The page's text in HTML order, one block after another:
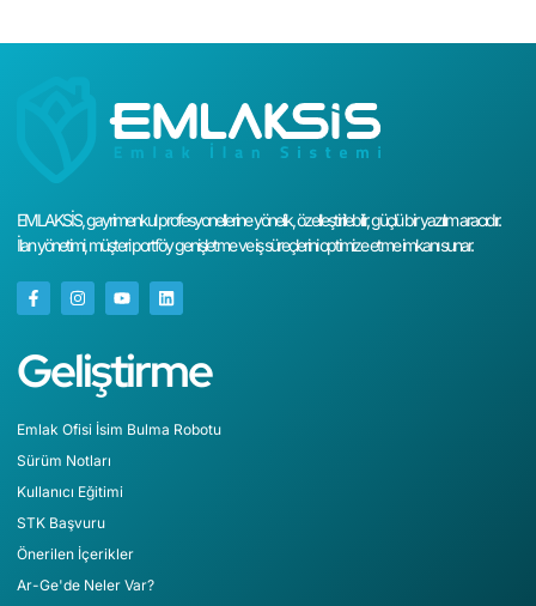
EMLAKSİS, gayrimenkul profesyonellerine yönelik, özelleştirilebilir, güçlü bir yazılım aracıdır.
İlan yönetimi, müşteri portföy genişletme ve iş süreçlerini optimize etme imkanı sunar.
Geliştirme
Emlak Ofisi İsim Bulma Robotu
Sürüm Notları
Kullanıcı Eğitimi
STK Başvuru
Önerilen İçerikler
Ar-Ge'de Neler Var?